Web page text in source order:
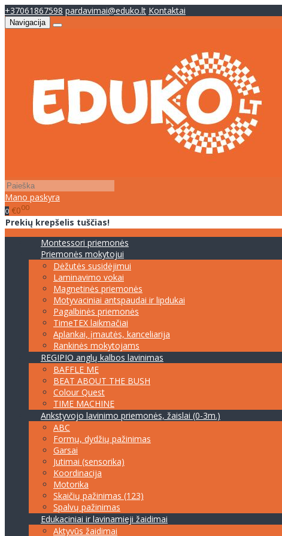
+37061867598 pardavimai@eduko.lt Kontaktai
Navigacija
Mano paskyra
0 €000
Prekių krepšelis tuščias!
Montessori priemonės
Priemonės mokytojui
Dėžutės susidėjimui
Laminavimo vokai
Magnetinės priemonės
Motyvaciniai antspaudai ir lipdukai
Pagalbinės priemonės
TimeTEX laikmačiai
Aplankai, įmautės, kanceliarija
Rankinės mokytojams
REGIPIO anglų kalbos lavinimas
BAFFLE ME
BEAT ABOUT THE BUSH
Colour Quest
TIME MACHINE
Ankstyvojo lavinimo priemonės, žaislai (0-3m.)
ABC
Formų, dydžių pažinimas
Garsai
Jutimai (sensorika)
Koordinacija
Motorika
Skaičių pažinimas (123)
Spalvų pažinimas
Edukaciniai ir lavinamieji žaidimai
Aktyvūs žaidimai